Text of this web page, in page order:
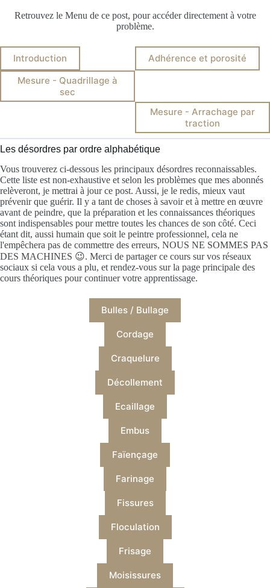
Retrouvez le Menu de ce post, pour accéder directement à votre
problème.
Introduction
Adhérence et porosité
Mesure - Quadrillage à
sec
Mesure - Arrachage par
traction
Les désordres par ordre alphabétique
Vous trouverez ci-dessous les principaux désordres reconnaissables.
Cette liste est non-exhaustive et selon les problèmes que mes abonnés
relèveront, je mettrai à jour ce post. Aussi, je le redis, mieux vaut
prévenir que guérir. Il y a tant de choses à savoir et à mettre en œuvre
avant de peindre, que la préparation et les connaissances théoriques
sont indispensables pour mettre toutes les chances de son côté. Ceci
étant dit, aussi humain que soit le peintre professionnel, cela ne
l'empêchera pas de commettre des erreurs, NOUS NE SOMMES PAS
DES MACHINES 😉. Merci de partager ce cours sur vos réseaux
sociaux si cela vous a plu, et rendez-vous sur la page principale des
cours théoriques pour continuer votre apprentissage.
Bulles / Bullage
Cordage
Craquelure
Décollement
Ecaillage
Embus
Faïençage
Farinage
Fissures
Floculation
Frisage
Moisissures